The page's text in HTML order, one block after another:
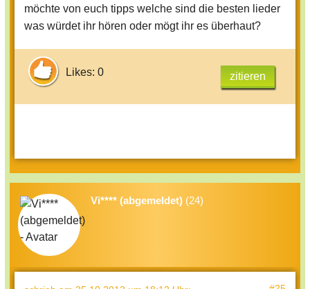
möchte von euch tipps welche sind die besten lieder
was würdet ihr hören oder mögt ihr es überhaut?
Likes: 0 zitieren
Vi**** (abgemeldet) (24)